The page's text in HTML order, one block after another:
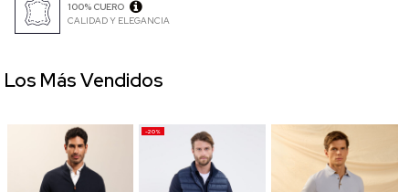
100% CUERO
CALIDAD Y ELEGANCIA
-20%
Los Más Vendidos